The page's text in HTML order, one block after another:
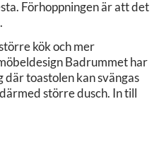
Förhoppningen är att det
kök och mer
Badrummet har
toastolen kan svängas
större dusch. In till